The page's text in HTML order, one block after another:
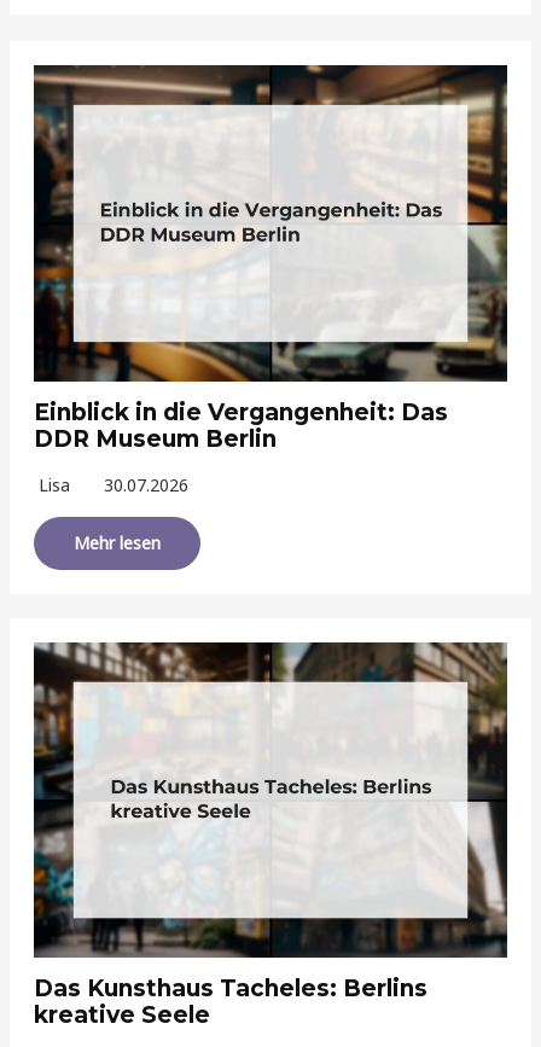
Einblick in die Vergangenheit: Das
DDR Museum Berlin
Lisa 30.07.2026
Mehr lesen
Das Kunsthaus Tacheles: Berlins
kreative Seele